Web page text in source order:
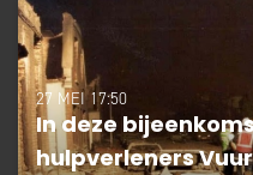
27 MEI 17:50
In deze
hulpverleners